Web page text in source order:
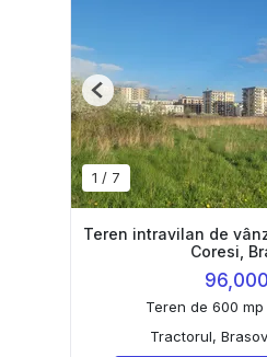
1 / 7
Previous
Teren intravilan de
Coresi,
Teren de 600
Tractorul, Brasov